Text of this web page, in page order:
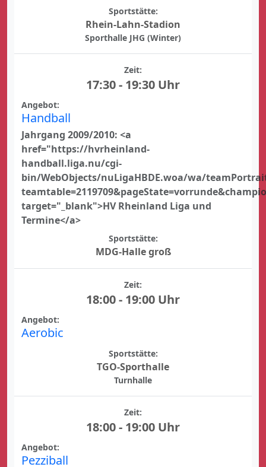
Sportstätte:
Rhein-Lahn-Stadion
Sporthalle JHG (Winter)
Zeit:
17:30 - 19:30 Uhr
Angebot:
Handball
Jahrgang 2009/2010: <a
href="https://hvrheinland-
handball.liga.nu/cgi-
bin/WebObjects/nuLigaHBDE.woa/wa/
target="_blank">HV Rheinland Liga und
Termine</a>
Sportstätte:
MDG-Halle groß
Zeit:
18:00 - 19:00 Uhr
Angebot:
Aerobic
Sportstätte:
TGO-Sporthalle
Turnhalle
Zeit:
18:00 - 19:00 Uhr
Angebot:
Pezziball